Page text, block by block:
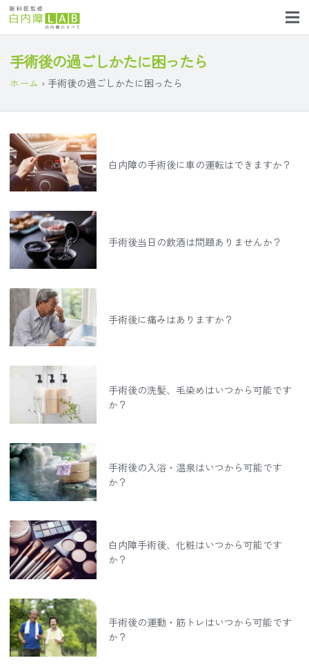
手術後の過ごしかたに困ったら
ホーム › 手術後の過ごしかたに困ったら
白内障の手術後に車の運転はできますか？
手術後当日の飲酒は問題ありませんか？
手術後に痛みはありますか？
手術後の洗髪、毛染めはいつから可能です
か？
手術後の入浴・温泉はいつから可能です
か？
白内障手術後、化粧はいつから可能です
か？
手術後の運動・筋トレはいつから可能です
か？